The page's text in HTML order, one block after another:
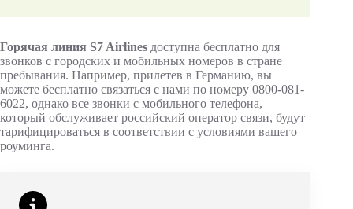
Горячая линия S7 Airlines доступна бесплатно для
звонков с городских и мобильных номеров в стране
пребывания. Например, прилетев в Германию, вы
можете бесплатно связаться с нами по номеру 0800-081-
6022, однако все звонки с мобильного телефона,
который обслуживает российский оператор связи, будут
тарифицироваться в соответствии с условиями вашего
роуминга.